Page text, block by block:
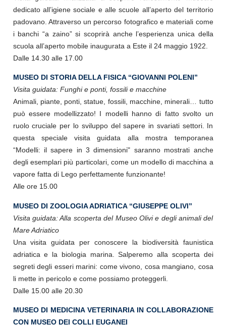
dedicato all’igiene sociale e alle scuole all’aperto del territorio
padovano. Attraverso un percorso fotografico e materiali come
i banchi “a zaino” si scoprirà anche l’esperienza unica della
scuola all’aperto mobile inaugurata a Este il 24 maggio 1922.
Dalle 14.30 alle 17.00
MUSEO DI STORIA DELLA FISICA “GIOVANNI POLENI”
Visita guidata: Funghi e ponti, fossili e macchine
Animali, piante, ponti, statue, fossili, macchine, minerali… tutto
può essere modellizzato! I modelli hanno di fatto svolto un
ruolo cruciale per lo sviluppo del sapere in svariati settori. In
questa speciale visita guidata alla mostra temporanea
“Modelli: il sapere in 3 dimensioni" saranno mostrati anche
degli esemplari più particolari, come un modello di macchina a
vapore fatta di Lego perfettamente funzionante!
Alle ore 15.00
MUSEO DI ZOOLOGIA ADRIATICA “GIUSEPPE OLIVI”
Visita guidata: Alla scoperta del Museo Olivi e degli animali del
Mare Adriatico
Una visita guidata per conoscere la biodiversità faunistica
adriatica e la biologia marina. Salperemo alla scoperta dei
segreti degli esseri marini: come vivono, cosa mangiano, cosa
li mette in pericolo e come possiamo proteggerli.
Dalle 15.00 alle 20.30
MUSEO DI MEDICINA VETERINARIA IN COLLABORAZIONE
CON MUSEO DEI COLLI EUGANEI